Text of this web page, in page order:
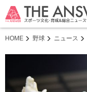
HOME 野球 ニュース